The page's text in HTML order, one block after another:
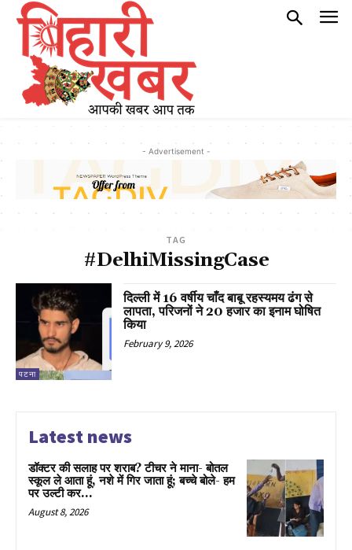
- Advertisement -
TAG
#DelhiMissingCase
पटना
दिल्ली में 16 वर्षीय चाँद बाबू रहस्यमय ढंग से
लापता, परिजनों ने 20 हजार का इनाम घोषित
किया
February 9, 2026
Latest news
डॉक्टर की सलाह पर शराब? टीचर ने माना- बोतल
स्कूल ले आता हूं, नशे में गिर जाता हूं; बच्चे बोले- हम
पर उल्टी कर...
August 8, 2026